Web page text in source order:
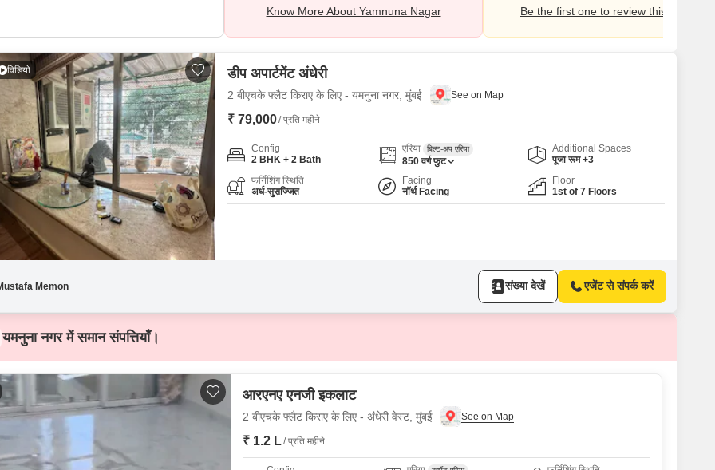
Know More About Yamnuna Nagar Be the first one to review this locality
विडियो डीप अपार्टमेंट अंधेरी
2 बीएचके फ्लैट किराए के लिए - यमनुना नगर, मुंबई
₹ 79,000/ प्रति महीने
Config
2 BHK + 2 Bath
एरिया बिल्ट-अप एरिया
850 वर्ग फुट
Additional Spaces
पूजा रूम +3
फर्निशिंग स्थिति
अर्ध-सुसज्जित
Facing
नॉर्थ Facing
Floor
1st of 7 Floors
Memon संख्या देखें एजेंट से संपर्क करें
यमनुना नगर में समान संपत्तियाँ।
आरएनए एनजी इकलाट
2 बीएचके फ्लैट किराए के लिए - अंधेरी वेस्ट, मुंबई
₹ 1.2 L/ प्रति महीने